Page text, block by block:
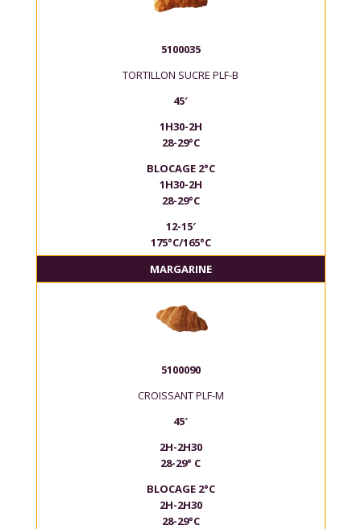
5100035
TORTILLON SUCRE PLF-B
45′
1H30-2H
28-29°C
BLOCAGE 2°C
1H30-2H
28-29°C
12-15′
175°C/165°C
MARGARINE
5100090
CROISSANT PLF-M
45′
2H-2H30
28-29° C
BLOCAGE 2°C
2H-2H30
28-29°C